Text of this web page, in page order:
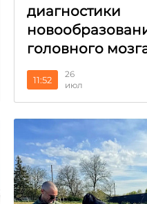
диагностики
головного
11:52
26
июл